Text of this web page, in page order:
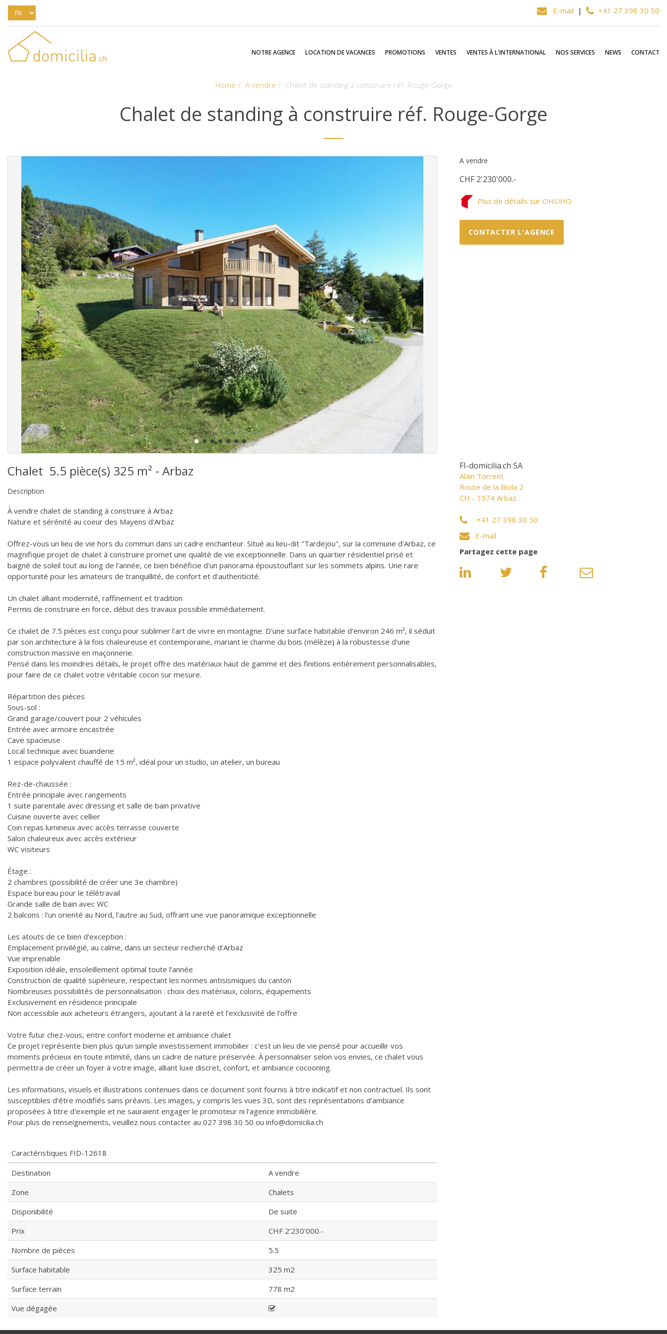
E-mail | +41 27 398 30 50
NOTRE AGENCE LOCATION DE VACANCES PROMOTIONS VENTES VENTES À L'INTERNATIONAL NOS SERVICES NEWS CONTACT
Home A vendre Chalet de standing à construire réf. Rouge-Gorge
Chalet de standing à construire réf. Rouge-Gorge
Chalet 5.5 pièce(s) 325 m² - Arbaz
Description
À vendre chalet de standing à construire à Arbaz
Nature et sérénité au coeur des Mayens d'Arbaz
Offrez-vous un lieu de vie hors du commun dans un cadre enchanteur. Situé au lieu-dit "Tardejou", sur la commune d'Arbaz, ce
magnifique projet de chalet à construire promet une qualité de vie exceptionnelle. Dans un quartier résidentiel prisé et
baigné de soleil tout au long de l'année, ce bien bénéficie d'un panorama époustouflant sur les sommets alpins. Une rare
opportunité pour les amateurs de tranquillité, de confort et d'authenticité.
Un chalet alliant modernité, raffinement et tradition
Permis de construire en force, début des travaux possible immédiatement.
Ce chalet de 7.5 pièces est conçu pour sublimer l'art de vivre en montagne. D'une surface habitable d'environ 246 m², il séduit
par son architecture à la fois chaleureuse et contemporaine, mariant le charme du bois (mélèze) à la robustesse d'une
construction massive en maçonnerie.
Pensé dans les moindres détails, le projet offre des matériaux haut de gamme et des finitions entièrement personnalisables,
pour faire de ce chalet votre véritable cocon sur mesure.
Répartition des pièces
Sous-sol :
Grand garage/couvert pour 2 véhicules
Entrée avec armoire encastrée
Cave spacieuse
Local technique avec buanderie
1 espace polyvalent chauffé de 15 m², idéal pour un studio, un atelier, un bureau
Rez-de-chaussée :
Entrée principale avec rangements
1 suite parentale avec dressing et salle de bain privative
Cuisine ouverte avec cellier
Coin repas lumineux avec accès terrasse couverte
Salon chaleureux avec accès extérieur
WC visiteurs
Étage :
2 chambres (possibilité de créer une 3e chambre)
Espace bureau pour le télétravail
Grande salle de bain avec WC
2 balcons : l'un orienté au Nord, l'autre au Sud, offrant une vue panoramique exceptionnelle
Les atouts de ce bien d'exception :
Emplacement privilégié, au calme, dans un secteur recherché d'Arbaz
Vue imprenable
Exposition idéale, ensoleillement optimal toute l'année
Construction de qualité supérieure, respectant les normes antisismiques du canton
Nombreuses possibilités de personnalisation : choix des matériaux, coloris, équipements
Exclusivement en résidence principale
Non accessible aux acheteurs étrangers, ajoutant à la rareté et l'exclusivité de l'offre
Votre futur chez-vous, entre confort moderne et ambiance chalet
Ce projet représente bien plus qu'un simple investissement immobilier : c'est un lieu de vie pensé pour accueillir vos
moments précieux en toute intimité, dans un cadre de nature préservée. À personnaliser selon vos envies, ce chalet vous
permettra de créer un foyer à votre image, alliant luxe discret, confort, et ambiance cocooning.
Les informations, visuels et illustrations contenues dans ce document sont fournis à titre indicatif et non contractuel. Ils sont
susceptibles d'être modifiés sans préavis. Les images, y compris les vues 3D, sont des représentations d'ambiance
proposées à titre d'exemple et ne sauraient engager le promoteur ni l'agence immobilière.
Pour plus de renseignements, veuillez nous contacter au 027 398 30 50 ou info@domicilia.ch
Caractéristiques FID-12618
Destination
A vendre
Zone
Chalets
Disponibilité
De suite
Prix
CHF 2'230'000.-
Nombre de pièces
5.5
Surface habitable
325 m2
Surface terrain
778 m2
Vue dégagée
A vendre
CHF 2'230'000.-
Plus de détails sur OHUHO
CONTACTER L'AGENCE
FI-domicilia.ch SA
Alain Torrent
Route de la Biola 2
CH - 1974 Arbaz
+41 27 398 30 50
E-mail
Partagez cette page